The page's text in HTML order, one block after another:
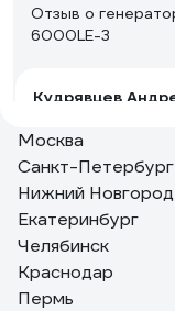
Отзыв о
6000LE-3
Кудрявцев
в неделю. Питает
11
Отзыв о
DG3601E
Москва
Санкт-Петербург
Нижний Новгород
Екатеринбург
Челябинск
Краснодар
Пермь